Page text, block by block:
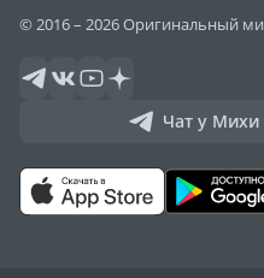
© 2016 – 2026 Оригинальный
Чат у